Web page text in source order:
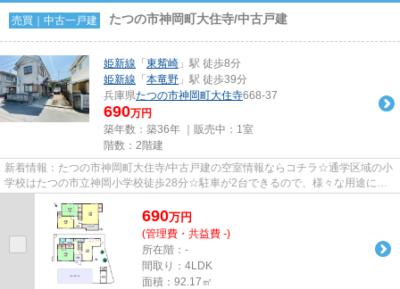
売買｜中古一戸建 たつの市神岡町大住寺/中古戸建
姫新線 「 東觜崎 」駅 徒歩8分
姫新線 「 本竜野 」駅 徒歩39分
兵庫県たつの市神岡町大住寺668-37
690万円
築年数：築36年 ｜販売中： 1室
階数：2階建
新着情報：たつの市神岡町大住寺/中古戸建の空室情報ならコチラ☆通学区域の小
学校はたつの市立神岡小学校徒歩28分☆駐車が2台できるので、様々な用途に使
690万円
(管理費・共益費 -)
所在階：-
間取り：4LDK
面積：92.17㎡